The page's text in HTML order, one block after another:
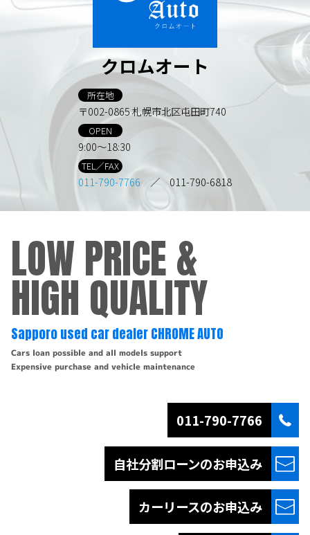
クロムオート
所在地
〒002-0865 札幌市北区屯田町740
OPEN
9:00～18:30
TEL／FAX
011-790-7766 ／ 011-790-6818
LOW PRICE &
HIGH QUALITY
Sapporo used car dealer CHROME AUTO
Cars loan possible and all models support
Expensive purchase and vehicle maintenance
011-790-7766
自社分割ローンのお申込み
カーリースのお申込み